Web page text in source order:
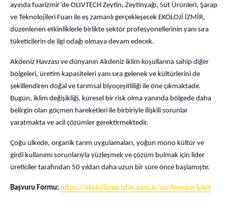
ayında fuarizmir’de OLIVTECH Zeytin, Zeytinyağı, Süt Ürünleri, Şarap
ve Teknolojileri Fuarı ile eş zamanlı gerçekleşecek EKOLOJİ İZMİR,
düzenlenen etkinliklerle birlikte sektör profesyonellerinin yanı sıra
tüketicilerin de ilgi odağı olmaya devam edecek.
Akdeniz Havzası ve dünyanın Akdeniz iklim koşullarına sahip diğer
bölgeleri, üretim kapasiteleri yanı sıra gelenek ve kültürlerini de
şekillendiren doğal ve tarımsal biyoçeşitliliği ile öne çıkmaktadır.
Bugün, iklim değişikliği, küresel bir risk olma yanında bölgede daha
belirgin olan göçmen hareketleri ile birbiriyle ilişkili sorunlar
yaratmakta ve acil çözümler gerektirmektedir.
Çoğu ülkede, organik tarım uygulamaları, yoğun mono kültür ve
girdi kullanımı sorunlarıyla yüzleşmek ve çözüm bulmak için lider
üreticiler tarafından 50 yıldan daha uzun bir süre önce başlamıştır.
Başvuru Formu: https://ekolojiizmir.izfas.com.tr/conference-kayit